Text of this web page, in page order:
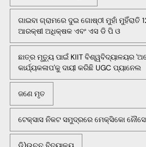
ଗାଇବା ଗ୍ରାମରେ ଦୁଇ ଗୋଷ୍ଠୀ ମୁହାଁ ମୁହିଁରାତି
ଆରକ୍ଷୀ ଅଧିକ୍ଷକ ଏବଂ ଏସ ଡି ପି ଓ
ଛାତ୍ର ମୃତ୍ୟୁ ପାଇଁ KIIT ବିଶ୍ୱବିଦ୍ୟାଳୟର
କାର୍ଯ୍ୟକଳାପ'କୁ ଦାୟୀ କରିଛି UGC ପ୍ୟାନେଲ
ଜଣେ ମୃତ
ଟେକ୍ସାସ ନିକଟ ସମୁଦ୍ରରେ ମେକ୍ସିକୋ